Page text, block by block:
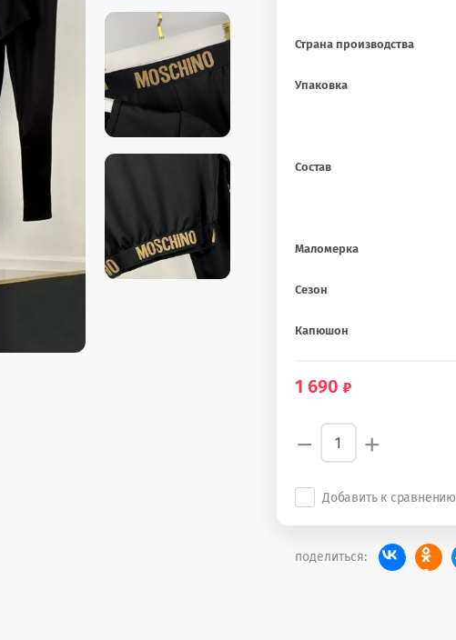
Страна производства
Упаковка
Состав
Маломерка
Сезон
Капюшон
1 690
− +
Добавить к сравнению
поделиться: